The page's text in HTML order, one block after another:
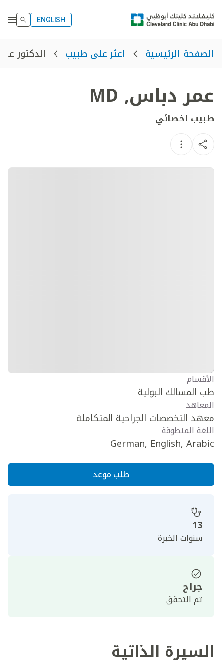
ENGLISH
الصفحة الرئيسية اعثر على طبيب الدكتور
عمر دباس,
MD
طبيب اخصائي
الأقسام
طب المسالك البولية
المعاهد
معهد التخصصات الجراحية المتكاملة
اللغة المنطوقة
German, English, Arabic
طلب موعد
13
سنوات الخبرة
جراح
تم التحقق
السيرة الذاتية